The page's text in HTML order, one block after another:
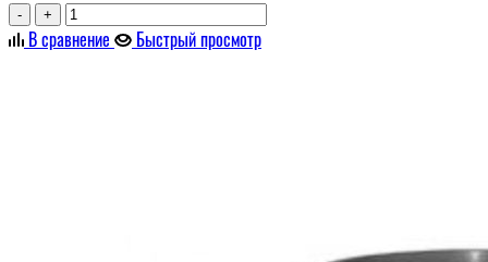
- +
В сравнение Быстрый просмотр